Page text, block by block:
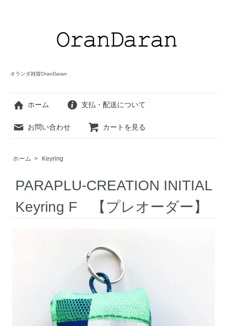
オランダ雑貨OranDaran
ホーム 支払・配送について
お問い合わせ カートを見る
ホーム > Keyring
PARAPLU-CREATION INITIAL
Keyring F 【プレオーダー】